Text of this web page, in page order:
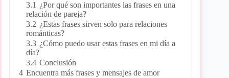
3.1 ¿Por qué son importantes las frases en una
relación de pareja?
3.2 ¿Estas frases sirven solo para relaciones
románticas?
3.3 ¿Cómo puedo usar estas frases en mi día a
día?
3.4 Conclusión
4 Encuentra más frases y mensajes de amor